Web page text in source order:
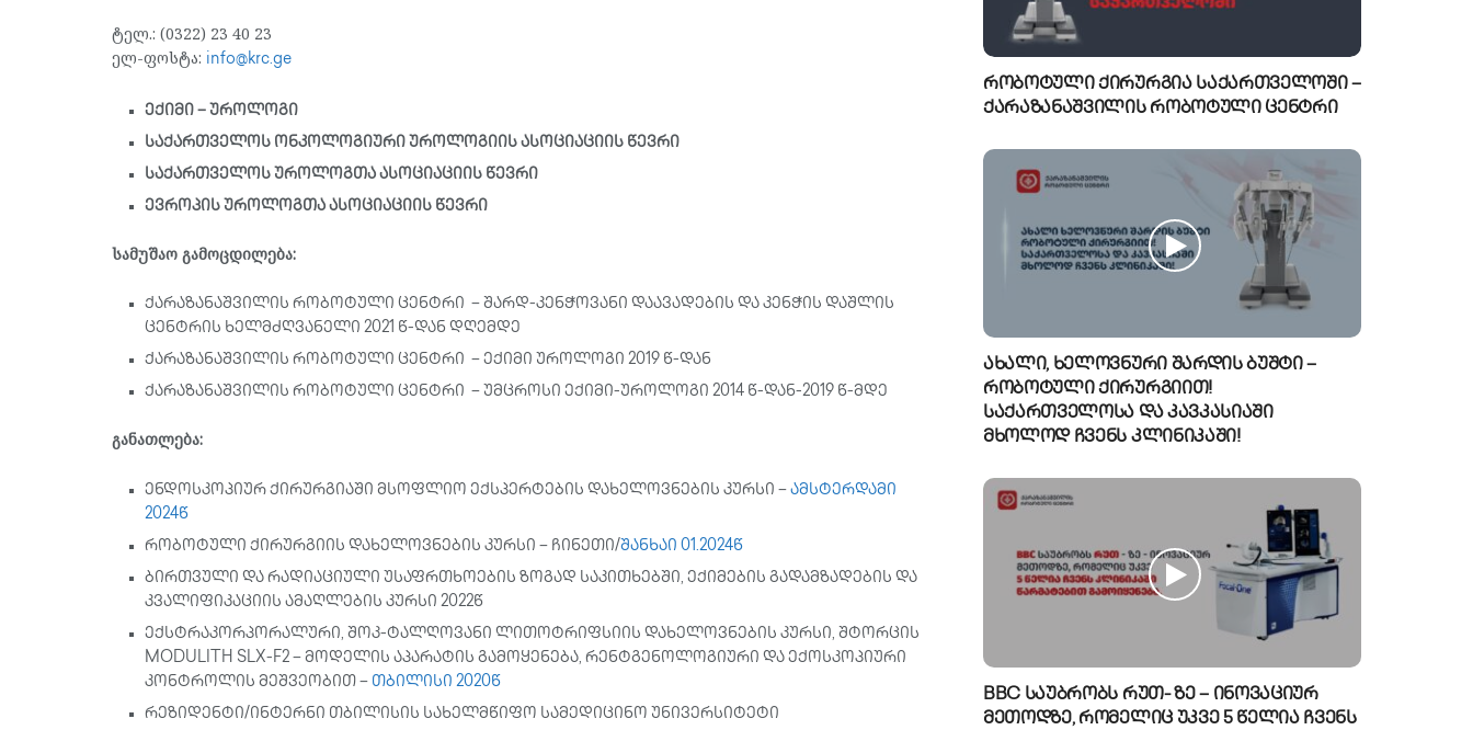
ტელ.: (0322) 23 40 23
ელ-ფოსტა: info@krc.ge
ექიმი – უროლოგი
საქართველოს ონკოლოგიური უროლოგიის ასოციაციის წევრი
საქართველოს უროლოგთა ასოციაციის წევრი
ევროპის უროლოგთა ასოციაციის წევრი
სამუშაო გამოცდილება:
ქარაზანაშვილის რობოტული ცენტრი – შარდ-კენჭოვანი დაავადების და კენჭის დაშლის
ცენტრის ხელმძღვანელი 2021 წ-დან დღემდე
ქარაზანაშვილის რობოტული ცენტრი – ექიმი უროლოგი 2019 წ-დან
ქარაზანაშვილის რობოტული ცენტრი – უმცროსი ექიმი-უროლოგი 2014 წ-დან-2019 წ-მდე
განათლება:
ენდოსკოპიურ ქირურგიაში მსოფლიო ექსპერტების დახელოვნების კურსი – ამსტერდამი
2024წ
რობოტული ქირურგიის დახელოვნების კურსი – ჩინეთი/შანხაი 01.2024წ
ბირთვული და რადიაციული უსაფრთხოების ზოგად საკითხებში, ექიმების გადამზადების და
კვალიფიკაციის ამაღლების კურსი 2022წ
ექსტრაკორპორალური, შოკ-ტალღოვანი ლითოტრიფსიის დახელოვნების კურსი, შტორცის
MODULITH SLX-F2 – მოდელის აპარატის გამოყენება, რენტგენოლოგიური და ექოსკოპიური
კონტროლის მეშვეობით – თბილისი 2020წ
რეზიდენტი/ინტერნი თბილისის სახელმწიფო სამედიცინო უნივერსიტეტი
რობოტული ქირურგია საქართველოში –
ქარაზანაშვილის რობოტული ცენტრი
ახალი, ხელოვნური შარდის ბუშტი –
რობოტული ქირურგიით!
საქართველოსა და კავკასიაში
მხოლოდ ჩვენს კლინიკაში!
BBC საუბრობს რუთ- ზე – ინოვაციურ
მეთოდზე, რომელიც უკვე 5 წელია ჩვენს